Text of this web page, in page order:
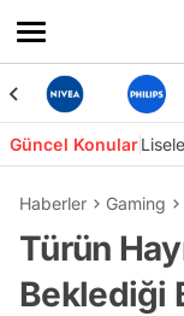
Güncel Konular
Haberler Gaming
Türün
Beklediği